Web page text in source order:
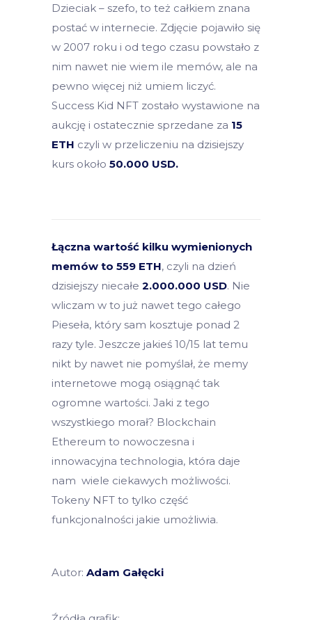
Dzieciak – szefo, to też całkiem znana
postać w internecie. Zdjęcie pojawiło się
w 2007 roku i od tego czasu powstało z
nim nawet nie wiem ile memów, ale na
pewno więcej niż umiem liczyć.
Success Kid NFT zostało wystawione na
aukcję i ostatecznie sprzedane za 15
ETH czyli w przeliczeniu na dzisiejszy
kurs około 50.000 USD.
Łączna wartość kilku wymienionych
memów to 559 ETH, czyli na dzień
dzisiejszy niecałe 2.000.000 USD. Nie
wliczam w to już nawet tego całego
Pieseła, który sam kosztuje ponad 2
razy tyle. Jeszcze jakieś 10/15 lat temu
nikt by nawet nie pomyślał, że memy
internetowe mogą osiągnąć tak
ogromne wartości. Jaki z tego
wszystkiego morał? Blockchain
Ethereum to nowoczesna i
innowacyjna technologia, która daje
nam wiele ciekawych możliwości.
Tokeny NFT to tylko część
funkcjonalności jakie umożliwia.
Autor: Adam Gałęcki